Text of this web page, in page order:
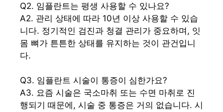
Q2. 임플란트는 평생 사용할 수 있나요?
A2. 관리 상태에 따라 10년 이상 사용할 수 있습
니다. 정기적인 검진과 청결 관리가 중요하며, 잇
몸 뼈가 튼튼한 상태를 유지하는 것이 관건입니
다.
Q3. 임플란트 시술이 통증이 심한가요?
A3. 요즘 시술은 국소마취 또는 수면 마취로 진
행되기 때문에, 시술 중 통증은 거의 없습니다. 시